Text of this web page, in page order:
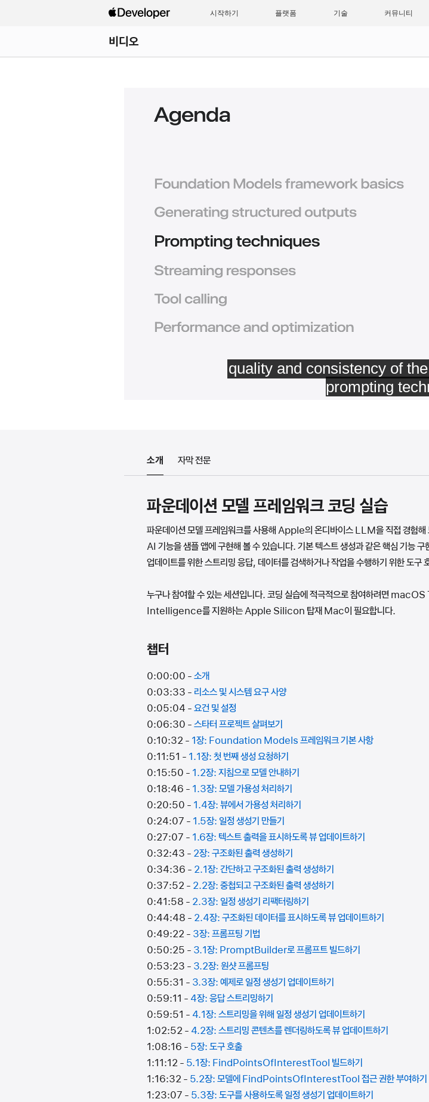
시작하기 플랫폼 기술 커뮤니티
비디오
소개 자막 전문
파운데이션 모델 프레임워크 코딩 실습
파운데이션 모델 프레임워크를 사용해 Apple의 온디바이스 LLM을 직접 경험
AI 기능을 샘플 앱에 구현해 볼 수 있습니다. 기본 텍스트 생성과 같은 핵심 기능
업데이트를 위한 스트리밍 응답, 데이터를 검색하거나 작업을 수행하기 위한 도구
누구나 참여할 수 있는 세션입니다. 코딩 실습에 적극적으로 참여하려면
Intelligence를 지원하는 Apple Silicon 탑재 Mac이 필요합니다.
챕터
0:00:00 -소개
0:03:33 - 리소스 및 시스템 요구 사양
0:05:04 -요건 및 설정
0:06:30 -스타터 프로젝트 살펴보기
0:10:32 - 1장: Foundation Models 프레임워크 기본 사항
0:11:51 - 1.1장: 첫 번째 생성 요청하기
0:15:50 - 1.2장: 지침으로 모델 안내하기
0:18:46 - 1.3장: 모델 가용성 처리하기
0:20:50 - 1.4장: 뷰에서 가용성 처리하기
0:24:07 - 1.5장: 일정 생성기 만들기
0:27:07 - 1.6장: 텍스트 출력을 표시하도록 뷰 업데이트하기
0:32:43 - 2장: 구조화된 출력 생성하기
0:34:36 - 2.1장: 간단하고 구조화된 출력 생성하기
0:37:52 - 2.2장: 중첩되고 구조화된 출력 생성하기
0:41:58 - 2.3장: 일정 생성기 리팩터링하기
0:44:48 - 2.4장: 구조화된 데이터를 표시하도록 뷰 업데이트하기
0:49:22 - 3장: 프롬프팅 기법
0:50:25 - 3.1장: PromptBuilder로 프롬프트 빌드하기
0:53:23 - 3.2장: 원샷 프롬프팅
0:55:31 - 3.3장: 예제로 일정 생성기 업데이트하기
0:59:11 - 4장: 응답 스트리밍하기
0:59:51 - 4.1장: 스트리밍을 위해 일정 생성기 업데이트하기
1:02:52 - 4.2장: 스트리밍 콘텐츠를 렌더링하도록 뷰 업데이트하기
1:08:16 - 5장: 도구 호출
1:11:12 - 5.1장: FindPointsOfInterestTool 빌드하기
1:16:32 - 5.2장: 모델에 FindPointsOfInterestTool 접근 권한 부여하기
1:23:07 - 5.3장: 도구를 사용하도록 일정 생성기 업데이트하기